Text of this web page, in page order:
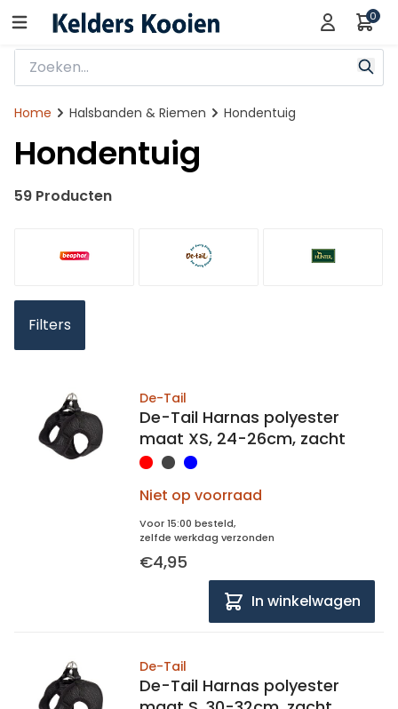
0
Home Halsbanden & Riemen Hondentuig
Hondentuig
59 Producten
Filters
De-Tail
De-Tail Harnas polyester
maat XS, 24-26cm, zacht
Niet op voorraad
Voor 15:00 besteld,
zelfde werkdag verzonden
€4,95
In winkelwagen
De-Tail
De-Tail Harnas polyester